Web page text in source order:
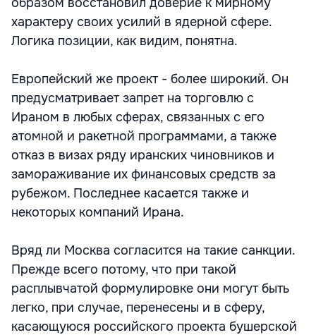
характеру своих усилий в ядерной сфере.
Логика позиции, как видим, понятна.
Европейский же проект - более широкий. Он
предусматривает запрет на торговлю с
Ираном в любых сферах, связанных с его
атомной и ракетной программами, а также
отказ в визах ряду иранских чиновников и
замораживание их финансовых средств за
рубежом. Последнее касается также и
некоторых компаний Ирана.
Вряд ли Москва согласится на такие санкции.
Прежде всего потому, что при такой
расплывчатой формулировке они могут быть
легко, при случае, перенесены и в сферу,
касающуюся российского проекта бушерской